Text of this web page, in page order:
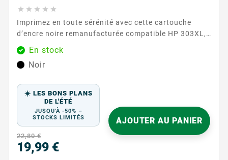
    
Imprimez en toute sérénité avec cette cartouche
d’encre noire remanufacturée compatible HP 303XL,
conçue pour offrir des impressions nettes, précises et
de haute qualité. Idéale pour une utilisation
quotidienne, elle est parfaitement adaptée aux
exigeant un rendu optimal des textes et documents
En stock
Noir
☀️ LES BONS PLANS
DE L'ÉTÉ
JUSQU'À -50% –
STOCKS LIMITÉS
22,80 €
19,99 €
AJOUTER AU PANIER